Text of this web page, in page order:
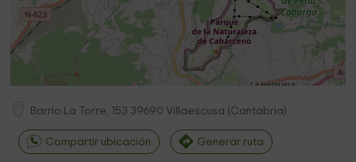
Barrio La Torre, 153 39690 Villaescusa (Cantabria)
Compartir ubicación Generar ruta